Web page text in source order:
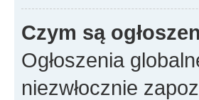
Czym są
Ogłoszenia
niezwłocznie